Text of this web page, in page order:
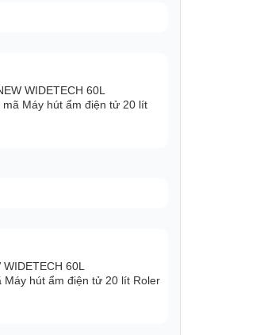
vệ an toàn cho sức khỏe
WIDETECH 60L
Máy hút ẩm điện tử 20 lít
60L
Máy hút ẩm điện tử 20 lít Roler